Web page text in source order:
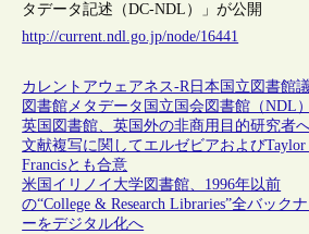
タデータ記述（DC-NDL）」が公開
http://current.ndl.go.jp/node/16441
カレントアウェアネス-R日本 国立図書館
図書館メタデータ 国立国会図書館（NDL）
英国図書館、英国外の非商用目的研究者
文献複写に関してエルゼビアおよび
Francisとも合意
米国イリノイ大学図書館、1996年以前
の“College & Research Libraries”全バック
ーをデジタル化へ